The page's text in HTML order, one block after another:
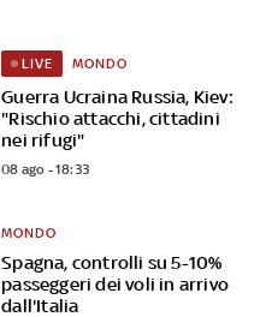
Guerra Ucraina Russia, Kiev:
"Rischio attacchi, cittadini
nei rifugi"
LIVE MONDO
08 ago - 18:33
Spagna, controlli su 5-10%
passeggeri dei voli in arrivo
dall'Italia
MONDO